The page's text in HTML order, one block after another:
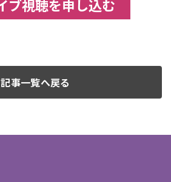
記事一覧へ戻る